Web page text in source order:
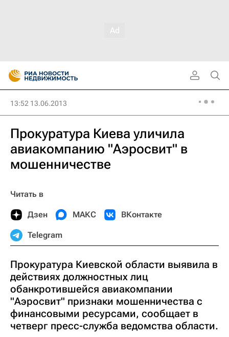
13:52 13.06.2013
Прокуратура Киева уличила
авиакомпанию "Аэросвит" в
мошенничестве
Читать в
Дзен МАКС ВКонтакте
Telegram
Прокуратура Киевской области выявила в
действиях должностных лиц
обанкротившейся авиакомпании
"Аэросвит" признаки мошенничества с
финансовыми ресурсами, сообщает в
четверг пресс-служба ведомства области.